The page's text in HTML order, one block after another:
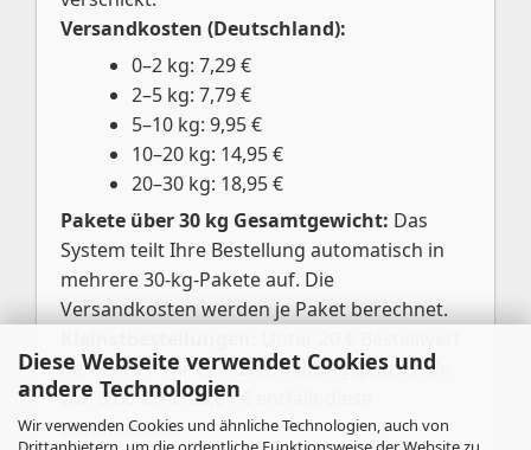
Diese Webseite verwendet Cookies und
andere Technologien
Wir verwenden Cookies und ähnliche Technologien, auch von
Versandkosten (Deutschland):
0–2 kg: 7,29 €
2–5 kg: 7,79 €
5–10 kg: 9,95 €
10–20 kg: 14,95 €
20–30 kg: 18,95 €
Pakete über 30 kg Gesamtgewicht: Das
System teilt Ihre Bestellung automatisch in
mehrere 30-kg-Pakete auf. Die
Versandkosten werden je Paket berechnet.
berechnen wir eine Bearbeitungspauschale
von 3,00 €. Ab 20,01 € entfällt diese
automatisch.